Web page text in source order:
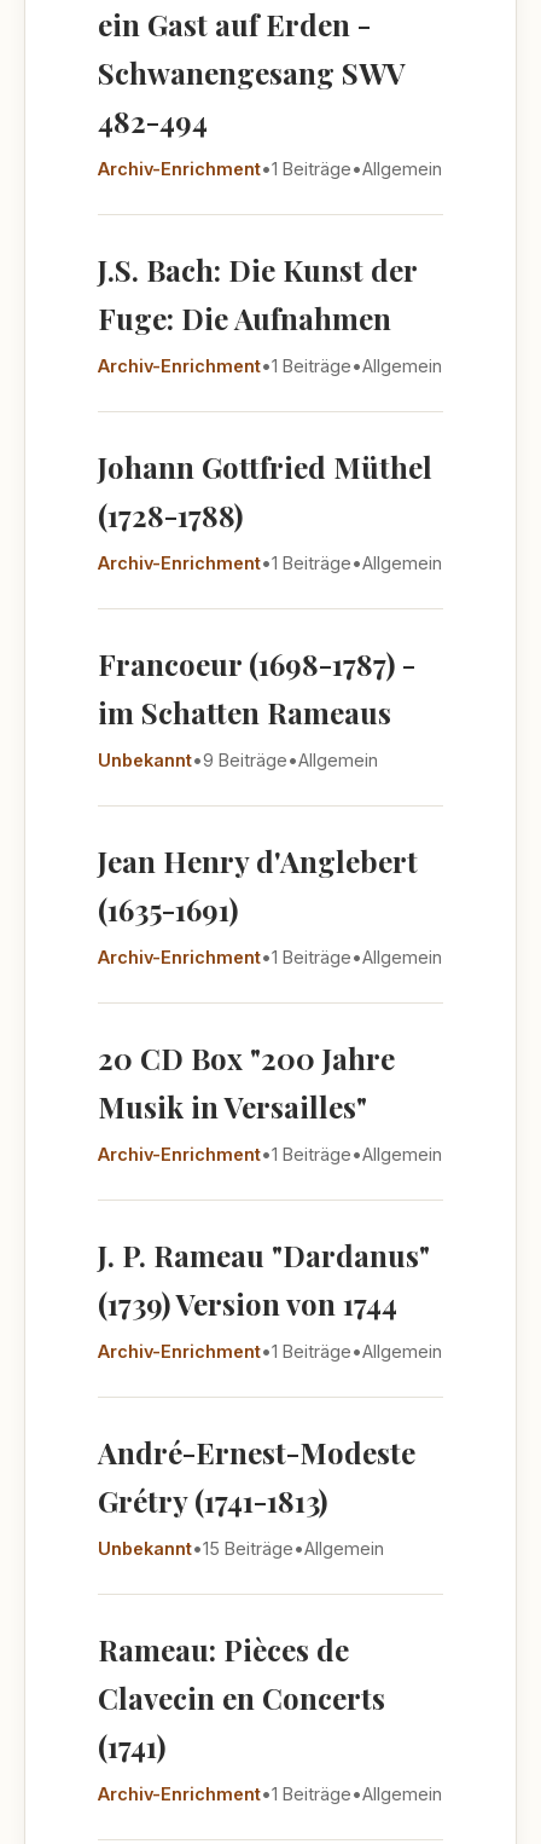
ein Gast auf Erden -
Schwanengesang SWV
482-494
Archiv-Enrichment•1 Beiträge•Allgemein
J.S. Bach: Die Kunst der
Fuge: Die Aufnahmen
Archiv-Enrichment•1 Beiträge•Allgemein
Johann Gottfried Müthel
(1728-1788)
Archiv-Enrichment•1 Beiträge•Allgemein
Francoeur (1698-1787) -
im Schatten Rameaus
Unbekannt•9 Beiträge•Allgemein
Jean Henry d'Anglebert
(1635-1691)
Archiv-Enrichment•1 Beiträge•Allgemein
20 CD Box "200 Jahre
Musik in Versailles"
Archiv-Enrichment•1 Beiträge•Allgemein
J. P. Rameau "Dardanus"
(1739) Version von 1744
Archiv-Enrichment•1 Beiträge•Allgemein
André-Ernest-Modeste
Grétry (1741-1813)
Unbekannt•15 Beiträge•Allgemein
Rameau: Pièces de
Clavecin en Concerts
(1741)
Archiv-Enrichment•1 Beiträge•Allgemein